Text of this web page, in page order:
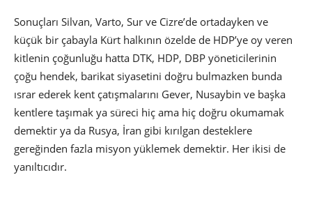
Sonuçları Silvan, Varto, Sur ve Cizre’de ortadayken ve
küçük bir çabayla Kürt halkının özelde de HDP’ye oy veren
kitlenin çoğunluğu hatta DTK, HDP, DBP yöneticilerinin
çoğu hendek, barikat siyasetini doğru bulmazken bunda
ısrar ederek kent çatışmalarını Gever, Nusaybin ve başka
kentlere taşımak ya süreci hiç ama hiç doğru okumamak
demektir ya da Rusya, İran gibi kırılgan desteklere
gereğinden fazla misyon yüklemek demektir. Her ikisi de
yanıltıcıdır.